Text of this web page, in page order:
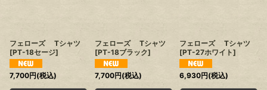
フェローズ Tシャツ
[PT-18セージ]
7,700円(税込)
フェローズ Tシャツ
[PT-18ブラック]
7,700円(税込)
フェローズ Tシャツ
[PT-27ホワイト]
6,930円(税込)